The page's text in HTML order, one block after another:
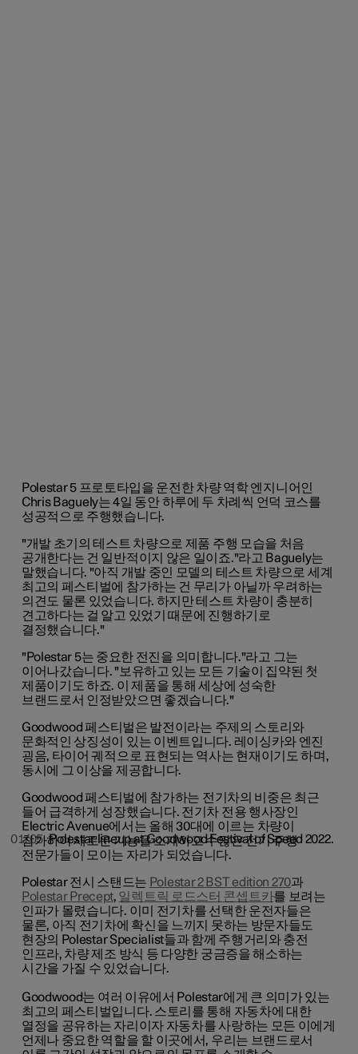
01/05 Polestar lineup at Goodwood Festival of Speed 2022.
Polestar 5 프로토타입을 운전한 차량 역학 엔지니어인
Chris Baguely는 4일 동안 하루에 두 차례씩 언덕 코스를
성공적으로 주행했습니다.
"개발 초기의 테스트 차량으로 제품 주행 모습을 처음
공개한다는 건 일반적이지 않은 일이죠."라고 Baguely는
말했습니다. "아직 개발 중인 모델의 테스트 차량으로 세계
최고의 페스티벌에 참가하는 건 무리가 아닐까 우려하는
의견도 물론 있었습니다. 하지만 테스트 차량이 충분히
견고하다는 걸 알고 있었기 때문에 진행하기로
결정했습니다."
"Polestar 5는 중요한 전진을 의미합니다."라고 그는
이어나갔습니다. "보유하고 있는 모든 기술이 집약된 첫
제품이기도 하죠. 이 제품을 통해 세상에 성숙한
브랜드로서 인정받았으면 좋겠습니다."
Goodwood 페스티벌은 발전이라는 주제의 스토리와
문화적인 상징성이 있는 이벤트입니다. 레이싱카와 엔진
굉음, 타이어 궤적으로 표현되는 역사는 현재이기도 하며,
동시에 그 이상을 제공합니다.
Goodwood 페스티벌에 참가하는 전기차의 비중은 최근
들어 급격하게 성장했습니다. 전기차 전용 행사장인
Electric Avenue에서는 올해 30대에 이르는 차량이
참가하여 새로운 기능을 소개하고 수많은 전기 주행
전문가들이 모이는 자리가 되었습니다.
Polestar 전시 스탠드는 Polestar 2 BST edition 270과
Polestar Precept, 일렉트릭 로드스터 콘셉트카를 보려는
인파가 몰렸습니다. 이미 전기차를 선택한 운전자들은
물론, 아직 전기차에 확신을 느끼지 못하는 방문자들도
현장의 Polestar Specialist들과 함께 주행거리와 충전
인프라, 차량 제조 방식 등 다양한 궁금증을 해소하는
시간을 가질 수 있었습니다.
Goodwood는 여러 이유에서 Polestar에게 큰 의미가 있는
최고의 페스티벌입니다. 스토리를 통해 자동차에 대한
열정을 공유하는 자리이자 자동차를 사랑하는 모든 이에게
언제나 중요한 역할을 할 이곳에서, 우리는 브랜드로서